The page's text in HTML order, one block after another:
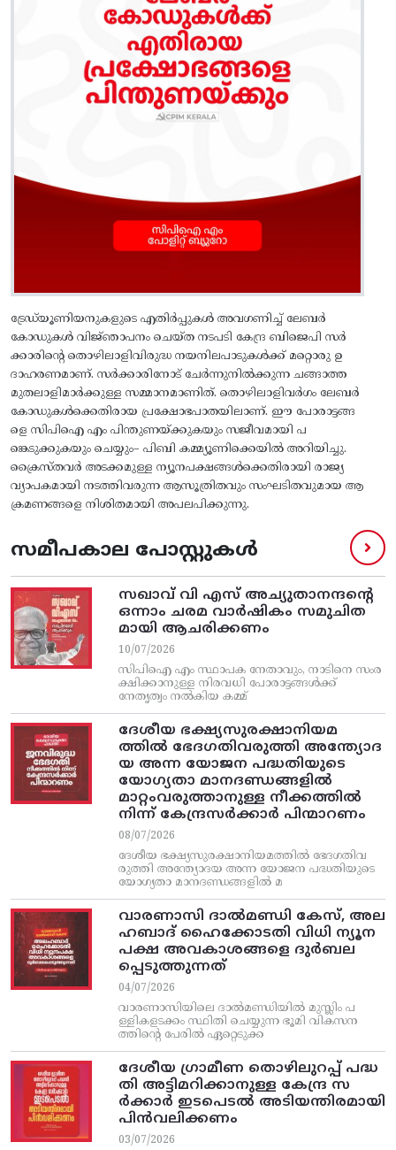
ട്രേഡ്‌യൂണിയനുകളുടെ എതിർപ്പുകൾ അവഗണിച്ച്‌ ലേബർ
കോഡുകൾ വിജ്‌ഞാപനം ചെയ്‌ത നടപടി കേന്ദ്ര ബിജെപി സർ
ക്കാരിന്റെ തൊഴിലാളിവിരുദ്ധ നയനിലപാടുകൾക്ക്‌ മറ്റൊരു ഉ
ദാഹരണമാണ്‌. സർക്കാരിനോട്‌ ചേർന്നുനിൽക്കുന്ന ചങ്ങാത്ത
മുതലാളിമാർക്കുള്ള സമ്മാനമാണിത്‌. തൊഴിലാളിവർഗം ലേബർ
കോഡുകൾക്കെതിരായ പ്രക്ഷോഭപാതയിലാണ്‌. ഇ‍ൗ പോരാട്ടങ്ങ
ളെ സിപിഐ എം പിന്തുണയ്‌ക്കുകയും സജീവമായി പ
ങ്കെടുക്കുകയും ചെയ്യും– പിബി കമ്മ്യൂണിക്കെയിൽ അറിയിച്ചു.
ക്രൈസ്‌തവർ അടക്കമുള്ള ന്യൂനപക്ഷങ്ങൾക്കെതിരായി രാജ്യ
വ്യാപകമായി നടത്തിവരുന്ന ആസൂത്രിതവും സംഘടിതവുമായ ആ
ക്രമണങ്ങളെ നിശിതമായി അപലപിക്കുന്നു.
സമീപകാല പോസ്റ്റുകൾ
സഖാവ് വി എസ്‌ അച്യുതാനന്ദന്റെ
ഒന്നാം ചരമ വാര്‍ഷികം സമുചിത
മായി ആചരിക്കണം
10/07/2026
സിപിഐ എം സ്ഥാപക നേതാവും, നാടിനെ സംര
ക്ഷിക്കാനുള്ള നിരവധി പോരാട്ടങ്ങള്‍ക്ക്‌
നേതൃത്വം നല്‍കിയ കമ്മ്
ദേശീയ ഭക്ഷ്യസുരക്ഷാനിയമ
ത്തിൽ ഭേദഗതിവരുത്തി അന്ത്യോദ
യ അന്ന യോജന പദ്ധതിയുടെ
യോഗ്യതാ മാനദണ്ഡങ്ങളിൽ
മാറ്റംവരുത്താനുള്ള നീക്കത്തിൽ
നിന്ന്‌ കേന്ദ്രസർക്കാർ പിന്മാറണം
08/07/2026
ദേശീയ ഭക്ഷ്യസുരക്ഷാനിയമത്തിൽ ഭേദഗതിവ
രുത്തി അന്ത്യോദയ അന്ന യോജന പദ്ധതിയുടെ
യോഗ്യതാ മാനദണ്ഡങ്ങളിൽ മ
വാരണാസി ദാൽമണ്ഡി കേസ്, അല
ഹബാദ് ഹൈക്കോടതി വിധി ന്യൂന
പക്ഷ അവകാശങ്ങളെ ദുർബല
പ്പെടുത്തുന്നത്
04/07/2026
വാരണാസിയിലെ ദാൽമണ്ഡിയിൽ മുസ്ലിം പ
ള്ളികളടക്കം സ്ഥിതി ചെയ്യുന്ന ഭൂമി വികസന
ത്തിന്റെ പേരിൽ ഏറ്റെടുക്ക
ദേശീയ ഗ്രാമീണ തൊഴിലുറപ്പ്‌ പദ്ധ
തി അട്ടിമറിക്കാനുള്ള കേന്ദ്ര സ
ര്‍ക്കാര്‍ ഇടപെടല്‍ അടിയന്തിരമായി
പിന്‍വലിക്കണം
03/07/2026